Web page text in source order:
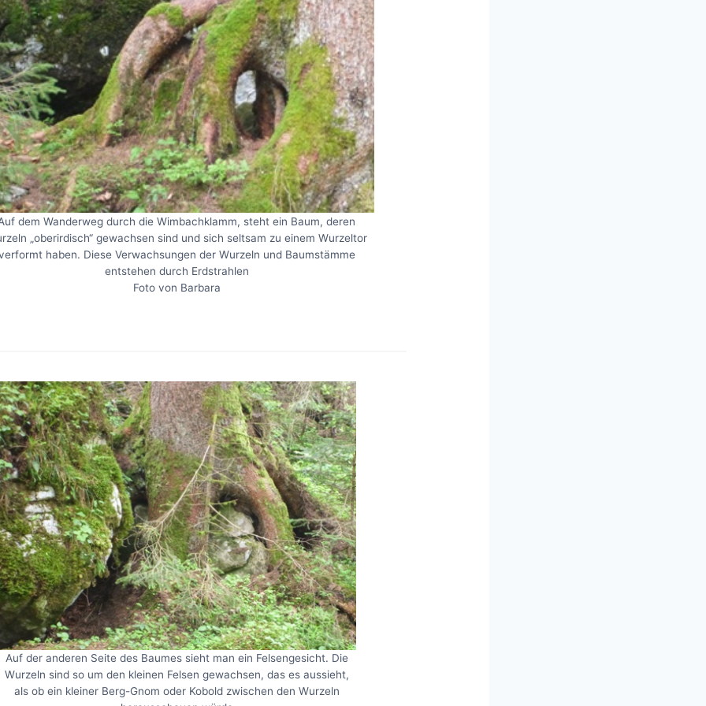
dem Wanderweg durch die Wimbachklamm, steht ein Baum, deren
„oberirdisch“ gewachsen sind und sich seltsam zu einem Wurzeltor
haben. Diese Verwachsungen der Wurzeln und Baumstämme
entstehen durch Erdstrahlen
Foto von Barbara
Auf der anderen Seite des Baumes sieht man ein Felsengesicht. Die
Wurzeln sind so um den kleinen Felsen gewachsen, das es aussieht,
als ob ein kleiner Berg-Gnom oder Kobold zwischen den Wurzeln